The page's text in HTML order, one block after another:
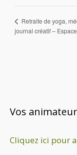
Retraite de yoga,
journal créatif –
Vos
Cliquez ici pour